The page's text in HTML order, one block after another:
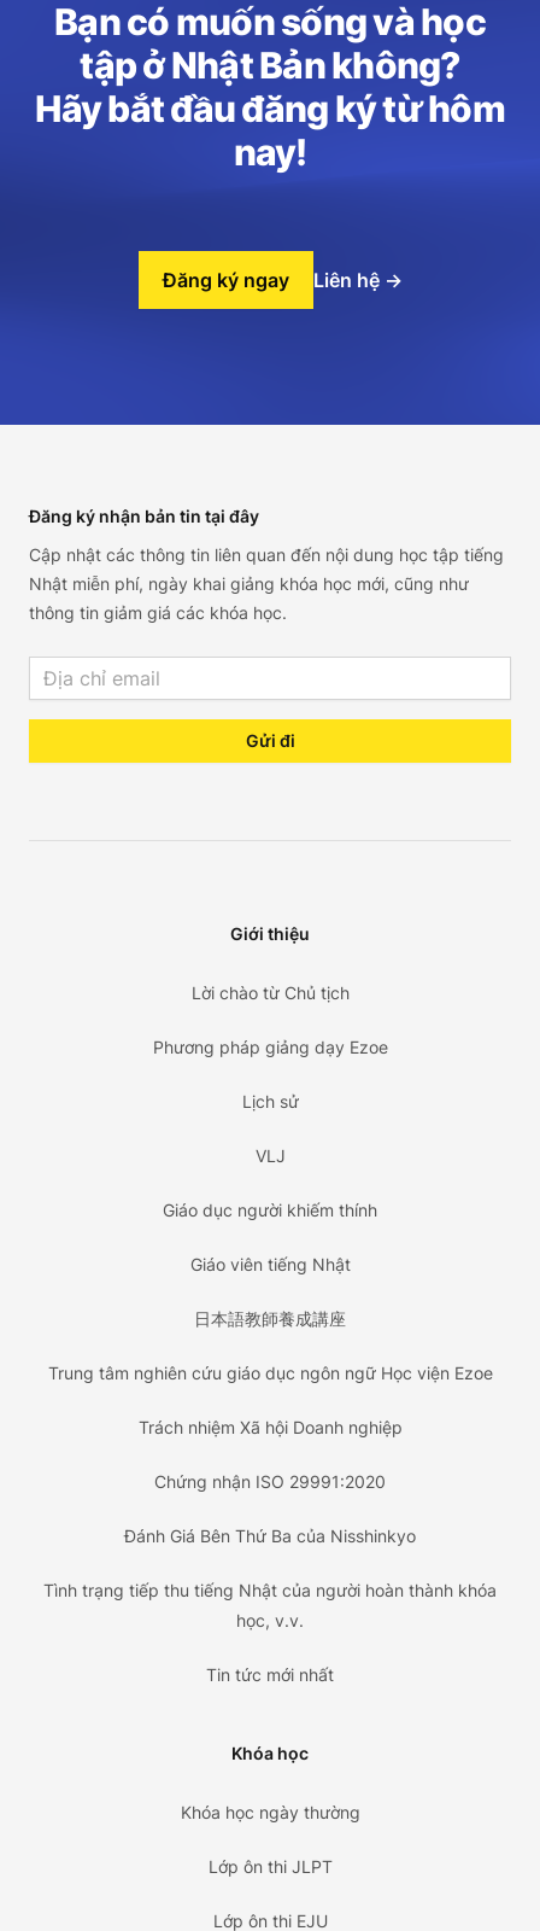
Bạn có muốn sống và học
tập ở Nhật Bản không?
Hãy bắt đầu đăng ký từ hôm
nay!
Đăng ký ngay Liên hệ →
Đăng ký nhận bản tin tại đây
Cập nhật các thông tin liên quan đến nội dung học tập tiếng
Nhật miễn phí, ngày khai giảng khóa học mới, cũng như
thông tin giảm giá các khóa học.
Email address
Gửi đi
Giới thiệu
Lời chào từ Chủ tịch
Phương pháp giảng dạy Ezoe
Lịch sử
VLJ
Giáo dục người khiếm thính
Giáo viên tiếng Nhật
日本語教師養成講座
Trung tâm nghiên cứu giáo dục ngôn ngữ Học viện Ezoe
Trách nhiệm Xã hội Doanh nghiệp
Chứng nhận ISO 29991:2020
Đánh Giá Bên Thứ Ba của Nisshinkyo
Tình trạng tiếp thu tiếng Nhật của người hoàn thành khóa
học, v.v.
Tin tức mới nhất
Khóa học
Khóa học ngày thường
Lớp ôn thi JLPT
Lớp ôn thi EJU